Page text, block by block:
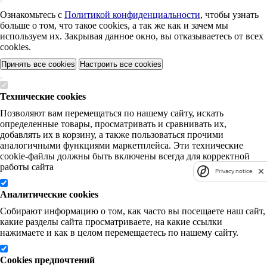
Ознакомьтесь с Политикой конфиденциальности, чтобы узнать
больше о том, что такое cookies, а так же как и зачем мы
используем их. Закрывая данное окно, вы отказываетесь от всех
cookies.
Принять все cookies Настроить все cookies
Технические cookies
Позволяют вам перемещаться по нашему сайту, искать
определенные товары, просматривать и сравнивать их,
добавлять их в корзину, а также пользоваться прочими
аналогичными функциями маркетплейса. Эти технические
cookie-файлы должны быть включены всегда для корректной
работы сайта
Аналитические cookies
Собирают информацию о том, как часто вы посещаете наш сайт,
какие разделы сайта просматриваете, на какие ссылки
нажимаете и как в целом перемещаетесь по нашему сайту.
Cookies предпочтений
Privacy notice